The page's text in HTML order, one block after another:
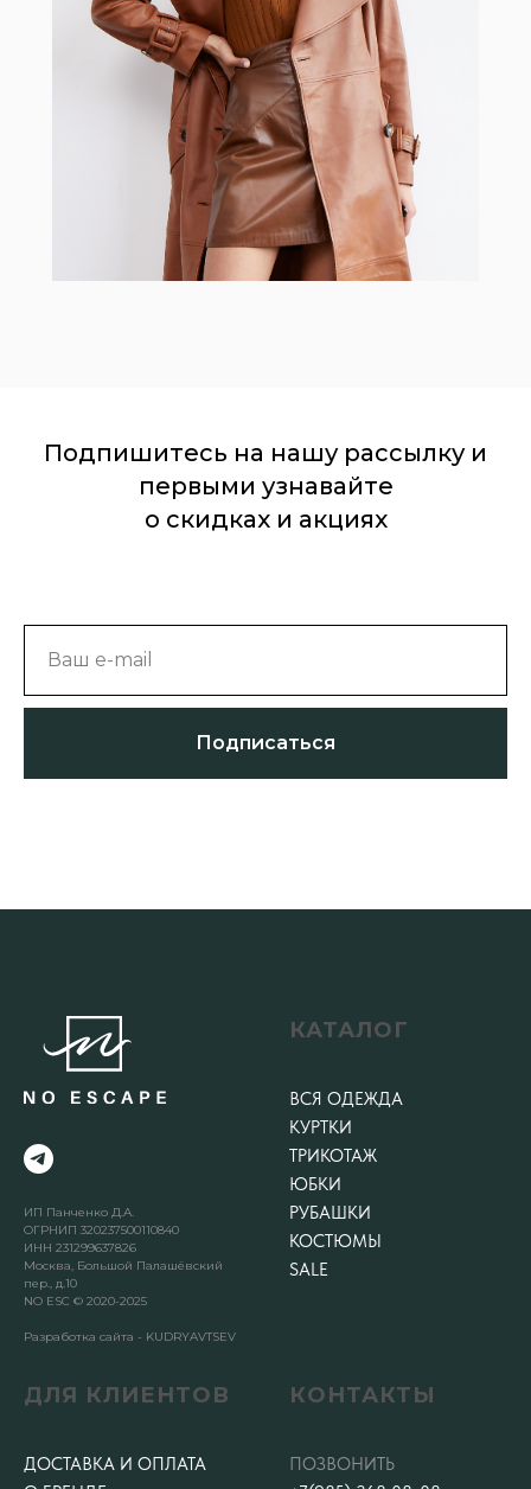
Подпишитесь на нашу рассылку и
первыми узнавайте
о скидках и акциях
Ваш e-mail
Подписаться
ИП Панченко Д.А.
ОГРНИП 320237500110840
ИНН 231299637826
Москва, Большой Палашёвский
пер., д.10
NO ESC © 2020-2025
Разработка сайта - KUDRYAVTSEV
КАТАЛОГ
ВСЯ ОДЕЖДА
КУРТКИ
ТРИКОТАЖ
ЮБКИ
РУБАШКИ
КОСТЮМЫ
SALE
ДЛЯ КЛИЕНТОВ
ДОСТАВКА И ОПЛАТА
КОНТАКТЫ
ПОЗВОНИТЬ